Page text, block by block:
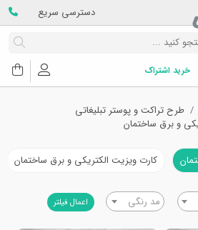
دسترسی سریع
خرید اشتراک
طرح تراکت و پوستر تبلیغاتی
و برق ساختمان
کارت ویزیت الکتریکی و برق ساختمان
مد رنگی اعمال فیلتر